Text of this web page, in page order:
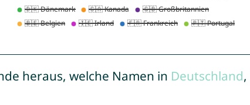
heraus, welche Namen in Deutschland,